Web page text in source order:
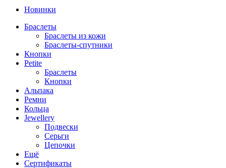
Новинки
Браслеты
Браслеты из кожи
Браслеты-спутники
Кнопки
Petite
Браслеты
Кнопки
Альпака
Ремни
Кольца
Jewellery
Подвески
Серьги
Цепочки
Ещё
Сертификаты